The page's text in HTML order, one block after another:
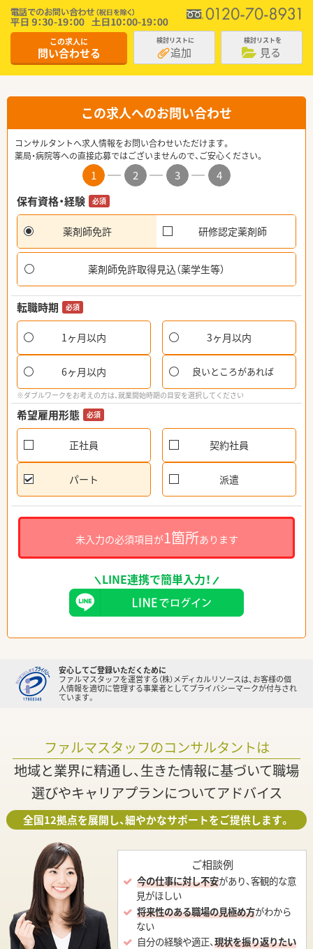
この求人に
問い合わせる
検討リストに
追加
検討リストを
見る
この求人へのお問い合わせ
コンサルタントへ求人情報をお問い合わせいただけます。
薬局・病院等への直接応募ではございませんので、ご安心ください。
1 2 3
4
保有資格・経験
必須
薬剤師免許 研修認定薬剤師
薬剤師免許取得見込（薬学生等）
転職時期 必須
1ヶ月以内 3ヶ月以内
6ヶ月以内 良いところがあれば
※ダブルワークをお考えの方は、就業開始時期の目安を選択してください
希望雇用形態 必須
正社員 契約社員
パート 派遣
未入力の必須項目が1箇所あります
LINE連携で簡単入力！
安心してご登録いただくために
ファルマスタッフを運営する（株）メディカルリソースは、お客様の個
人情報を適切に管理する事業者としてプライバシーマークが付与され
ています。
ファルマスタッフのコンサルタントは
地域と業界に精通し、生きた情報に基づいて職場
選びやキャリアプランについてアドバイス
全国12拠点を展開し、細やかなサポートをご提供します。
ご相談例
今の仕事に対し不安があり、客観的な意
見がほしい
将来性のある職場の見極め方がわから
ない
自分の経験や適正、現状を振り返りたい